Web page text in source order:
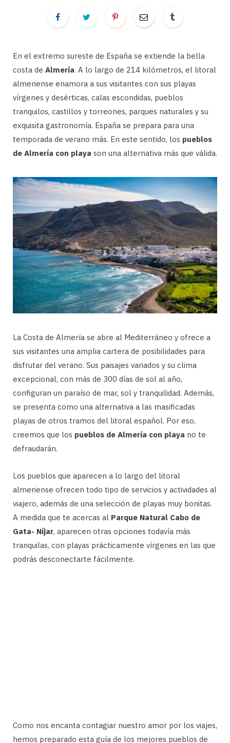
En el extremo sureste de España se extiende la bella
costa de Almería. A lo largo de 214 kilómetros, el litoral
almeriense enamora a sus visitantes con sus playas
vírgenes y desérticas, calas escondidas, pueblos
tranquilos, castillos y torreones, parques naturales y su
exquisita gastronomía. España se prepara para una
temporada de verano más. En este sentido, los pueblos
de Almería con playa son una alternativa más que válida.
La Costa de Almería se abre al Mediterráneo y ofrece a
sus visitantes una amplia cartera de posibilidades para
disfrutar del verano. Sus paisajes variados y su clima
excepcional, con más de 300 días de sol al año,
configuran un paraíso de mar, sol y tranquilidad. Además,
se presenta como una alternativa a las masificadas
playas de otros tramos del litoral español. Por eso,
creemos que los pueblos de Almería con playa no te
defraudarán.
Los pueblos que aparecen a lo largo del litoral
almeriense ofrecen todo tipo de servicios y actividades al
viajero, además de una selección de playas muy bonitas.
A medida que te acercas al Parque Natural Cabo de
Gata- Níjar, aparecen otras opciones todavía más
tranquilas, con playas prácticamente vírgenes en las que
podrás desconectarte fácilmente.
Como nos encanta contagiar nuestro amor por los viajes,
hemos preparado esta guía de los mejores pueblos de